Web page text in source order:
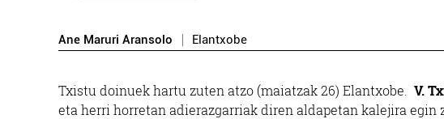
Ane Maruri Aransolo Elantxobe
Txistu doinuek hartu zuten atzo (maiatzak 26) Elantxobe. V.
eta herri horretan adierazgarriak diren aldapetan kalejira egin